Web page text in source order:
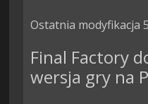
Ostatnia modyfikacja
Final Factory
wersja gry na